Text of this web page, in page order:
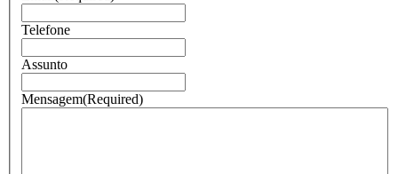
Telefone
Assunto
Mensagem(Required)